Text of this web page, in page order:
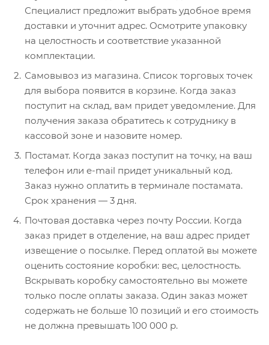
Специалист предложит выбрать удобное время
доставки и уточнит адрес. Осмотрите упаковку
на целостность и соответствие указанной
комплектации.
Самовывоз из магазина. Список торговых точек
для выбора появится в корзине. Когда заказ
поступит на склад, вам придет уведомление. Для
получения заказа обратитесь к сотруднику в
кассовой зоне и назовите номер.
Постамат. Когда заказ поступит на точку, на ваш
телефон или e-mail придет уникальный код.
Заказ нужно оплатить в терминале постамата.
Срок хранения — 3 дня.
Почтовая доставка через почту России. Когда
заказ придет в отделение, на ваш адрес придет
извещение о посылке. Перед оплатой вы можете
оценить состояние коробки: вес, целостность.
Вскрывать коробку самостоятельно вы можете
только после оплаты заказа. Один заказ может
содержать не больше 10 позиций и его стоимость
не должна превышать 100 000 р.